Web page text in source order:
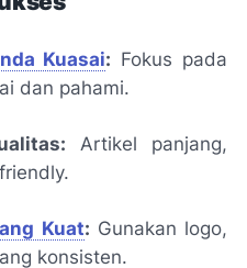
Kuasai: Fokus pada
dan pahami.
Artikel panjang,
Kuat: Gunakan logo,
konsisten.